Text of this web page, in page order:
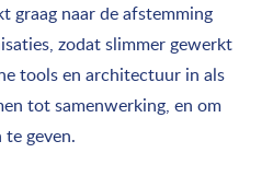
graag naar de afstemming
zodat slimmer gewerkt
tools en architectuur in als
tot samenwerking, en om
geven.